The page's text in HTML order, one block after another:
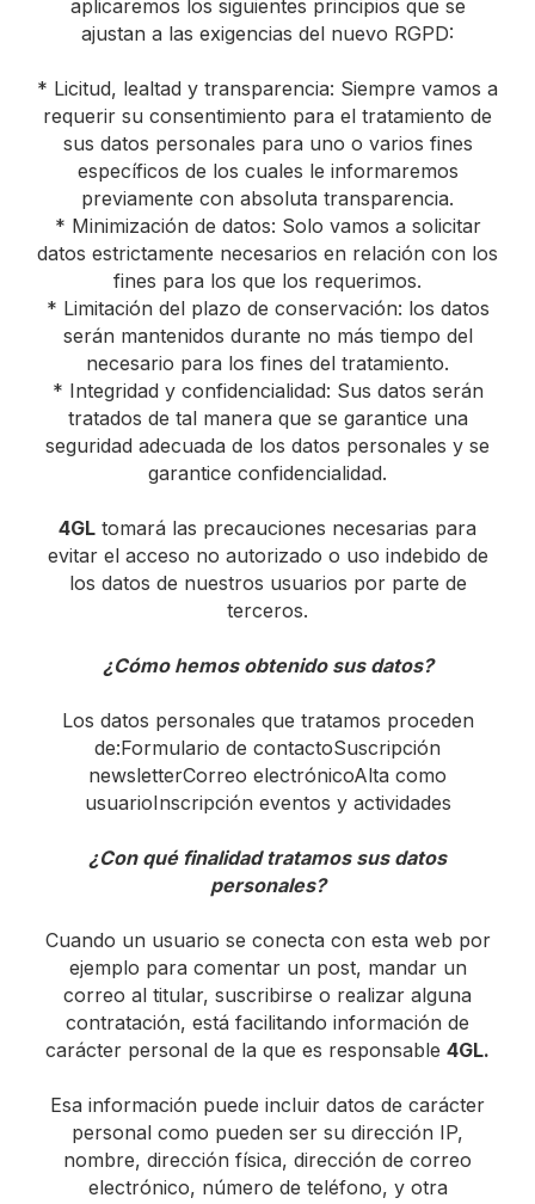
aplicaremos los siguientes principios que se
ajustan a las exigencias del nuevo RGPD:
* Licitud, lealtad y transparencia: Siempre vamos a
requerir su consentimiento para el tratamiento de
sus datos personales para uno o varios fines
específicos de los cuales le informaremos
previamente con absoluta transparencia.
* Minimización de datos: Solo vamos a solicitar
datos estrictamente necesarios en relación con los
fines para los que los requerimos.
* Limitación del plazo de conservación: los datos
serán mantenidos durante no más tiempo del
necesario para los fines del tratamiento.
* Integridad y confidencialidad: Sus datos serán
tratados de tal manera que se garantice una
seguridad adecuada de los datos personales y se
garantice confidencialidad.
4GL tomará las precauciones necesarias para
evitar el acceso no autorizado o uso indebido de
los datos de nuestros usuarios por parte de
terceros.
¿Cómo hemos obtenido sus datos?
Los datos personales que tratamos proceden
de:Formulario de contactoSuscripción
newsletterCorreo electrónicoAlta como
usuarioInscripción eventos y actividades
¿Con qué finalidad tratamos sus datos
personales?
Cuando un usuario se conecta con esta web por
ejemplo para comentar un post, mandar un
correo al titular, suscribirse o realizar alguna
contratación, está facilitando información de
carácter personal de la que es responsable 4GL.
Esa información puede incluir datos de carácter
personal como pueden ser su dirección IP,
nombre, dirección física, dirección de correo
electrónico, número de teléfono, y otra